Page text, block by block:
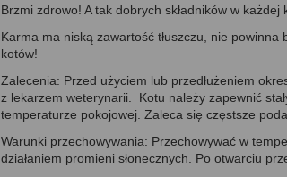
Brzmi zdrowo! A tak dobrych składników w każdej
Karma ma niską zawartość tłuszczu, nie
kotów!
Zalecenia: Przed użyciem lub przedłużeniem
z lekarzem weterynarii. Kotu należy zapewnić
temperaturze pokojowej. Zaleca się częstsze
Warunki przechowywania: Przechowywać w
działaniem promieni słonecznych. Po otwarciu